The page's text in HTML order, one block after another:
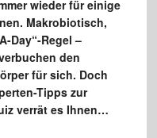
wieder für einige
Makrobiotisch,
Day“-Regel –
den
für sich. Doch
Tipps zur
verrät es Ihnen…